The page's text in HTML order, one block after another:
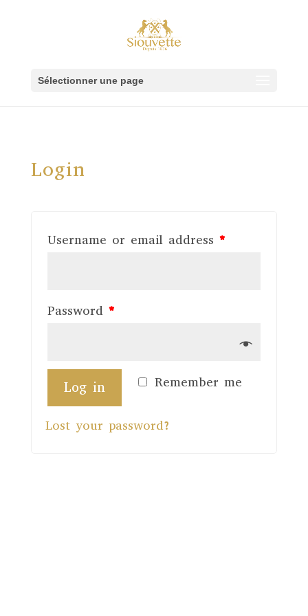
Sélectionner une page
Login
Username or email address *
Password *
Remember me
Log in
Lost your password?